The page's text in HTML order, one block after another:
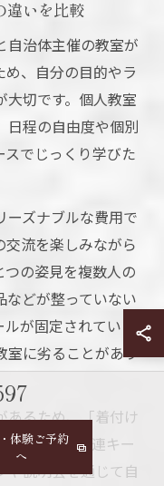
違いを比較
自治体主催の教室が
、自分の目的やラ
大切です。個人教室
日程の自由度や個別
でじっくり学びた
ーズナブルな費用で
流を楽しみながら
の姿見を複数人の
などが整っていない
が固定されている
室に劣ることがあり
あるため、「着付け
」などの関連キー
や説明会を通じて自
体験ご予約
へ